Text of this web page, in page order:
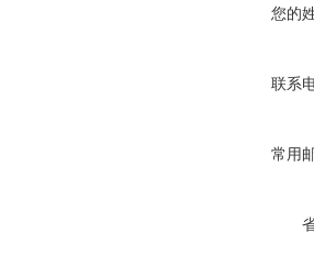
您的
联系
常用